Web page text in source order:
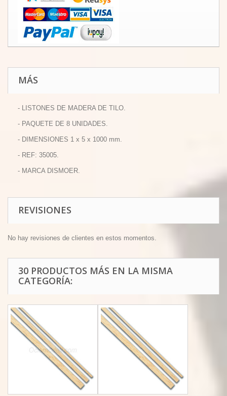
MÁS
- LISTONES DE MADERA DE TILO.
- PAQUETE DE 8 UNIDADES.
- DIMENSIONES 1 x 5 x 1000 mm.
- REF: 35005.
- MARCA DISMOER.
REVISIONES
No hay revisiones de clientes en estos momentos.
30 PRODUCTOS MÁS EN LA MISMA
CATEGORÍA: